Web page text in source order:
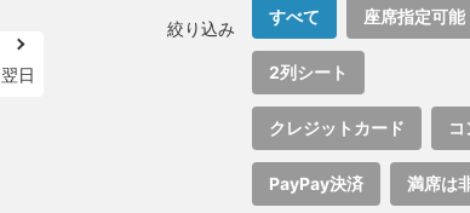
翌日
絞り込み
すべて 座席指定可能
2列シート
クレジットカード
PayPay決済 満席は